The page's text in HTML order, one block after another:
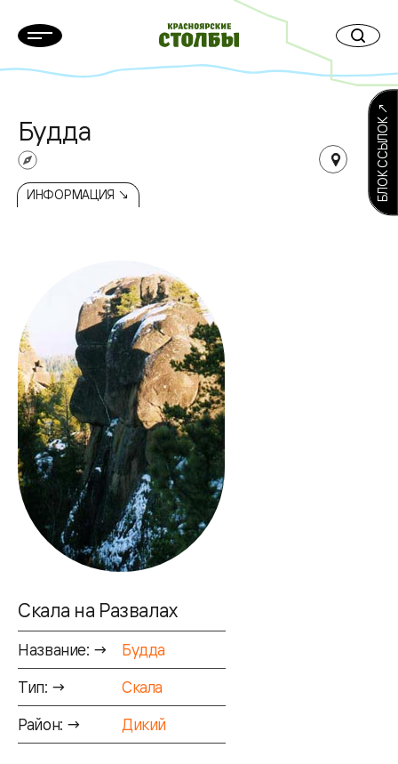
Будда
ИНФОРМАЦИЯ ↘
Скала на Развалах
Название: →
Будда
Тип: →
Скала
Район: →
Дикий
БЛОК ССЫЛОК ↗